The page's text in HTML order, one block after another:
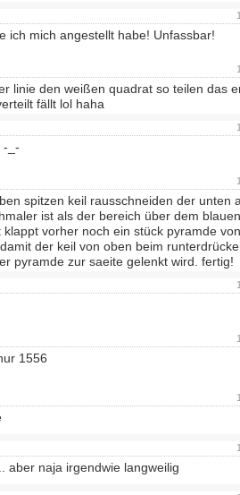
ich mich angestellt habe! Unfassbar!
linie den weißen quadrat so teilen das
fällt lol haha
-_-
spitzen keil rausschneiden der unten
ist als der bereich über dem
klappt vorher noch ein stück pyramde
der keil von oben beim
pyramde zur saeite gelenkt wird. fertig!
1556
aber naja irgendwie langweilig